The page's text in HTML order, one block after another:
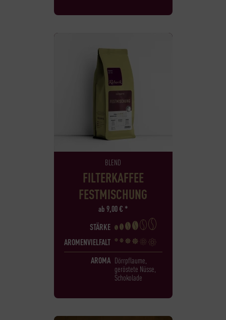
BLEND
FILTERKAFFEE
FESTMISCHUNG
ab9,00€ *
STÄRKE
AROMENVIELFALT
AROMA Dörrpflaume,
geröstete Nüsse,
Schokolade